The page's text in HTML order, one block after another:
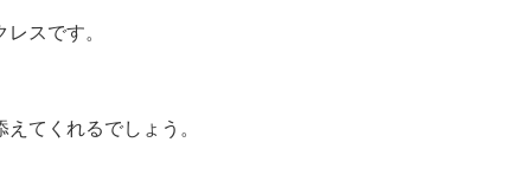
スです。
てくれるでしょう。